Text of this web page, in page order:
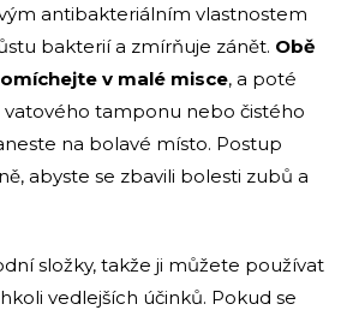
antibakteriálním vlastnostem
bakterií a zmírňuje zánět. Obě
v malé misce, a poté
tamponu nebo čistého
na bolavé místo. Postup
abyste se zbavili bolesti zubů a
složky, takže ji můžete používat
vedlejších účinků. Pokud se